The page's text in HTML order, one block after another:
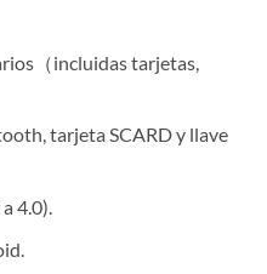
（incluidas tarjetas,
tarjeta SCARD y llave
4.0).